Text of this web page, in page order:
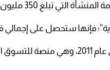
تبلغ 350 مليون دولار.
فإنها ستحصل على
وتأسست “نمشي” في دبي عام 2011،